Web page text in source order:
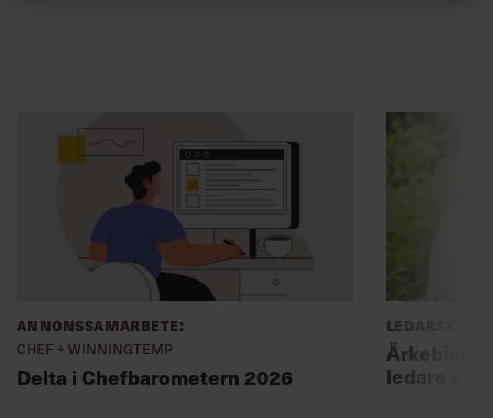
Annonssamarbete:
Chef + Winningtemp
Delta i Chefbarometern 2026
Ledarskap
ledare att